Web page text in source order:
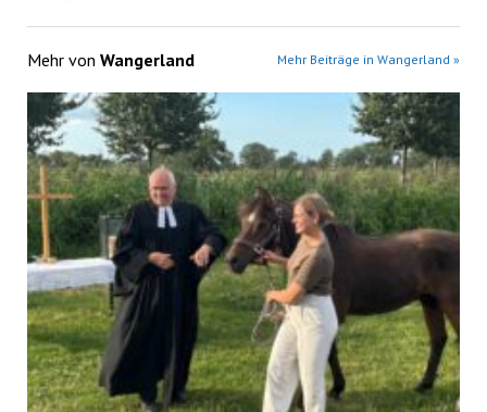
Mehr von Wangerland Mehr Beiträge in Wangerland »